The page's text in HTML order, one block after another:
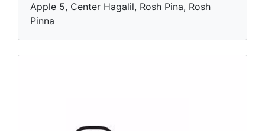
Apple 5, Center Hagalil, Rosh Pina, Rosh
Pinna